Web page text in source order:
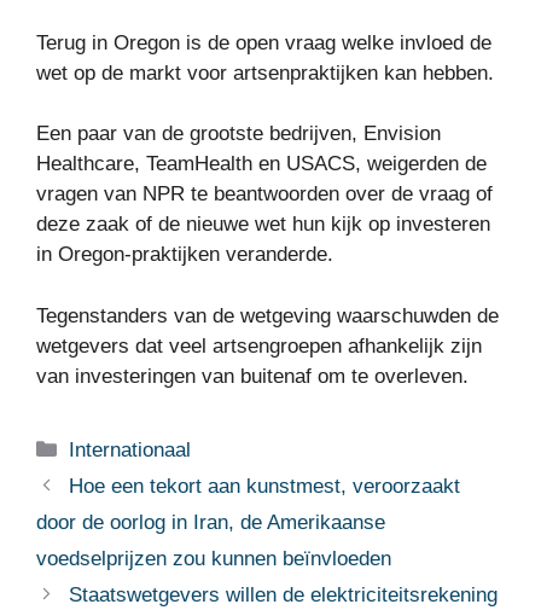
Terug in Oregon is de open vraag welke invloed de
wet op de markt voor artsenpraktijken kan hebben.
Een paar van de grootste bedrijven, Envision
Healthcare, TeamHealth en USACS, weigerden de
vragen van NPR te beantwoorden over de vraag of
deze zaak of de nieuwe wet hun kijk op investeren
in Oregon-praktijken veranderde.
Tegenstanders van de wetgeving waarschuwden de
wetgevers dat veel artsengroepen afhankelijk zijn
van investeringen van buitenaf om te overleven.
Categorieën
Internationaal
Hoe een tekort aan kunstmest, veroorzaakt
door de oorlog in Iran, de Amerikaanse
voedselprijzen zou kunnen beïnvloeden
Staatswetgevers willen de elektriciteitsrekening